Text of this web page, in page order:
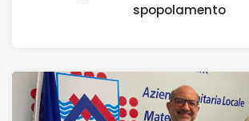
spopolamento